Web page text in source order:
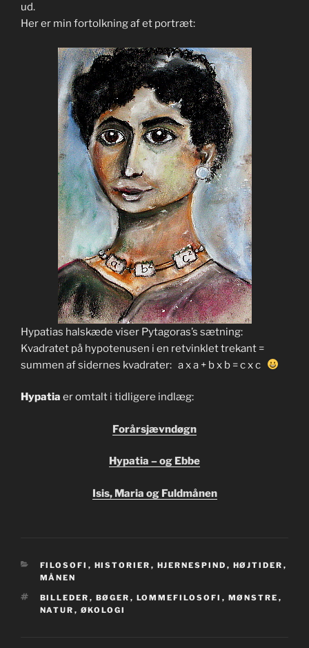
ud.
Her er min fortolkning af et portræt:
Hypatias halskæde viser Pytagoras’s sætning:
Kvadratet på hypotenusen i en retvinklet trekant =
summen af sidernes kvadrater: a x a + b x b = c x c
Hypatia er omtalt i tidligere indlæg:
Forårsjævndøgn
Hypatia – og Ebbe
Isis, Maria og Fuldmånen
KATEGORIER
FILOSOFI , HISTORIER , HJERNESPIND , HØJTIDER ,
MÅNEN
TAGS
BILLEDER , BØGER , LOMMEFILOSOFI , MØNSTRE ,
NATUR , ØKOLOGI